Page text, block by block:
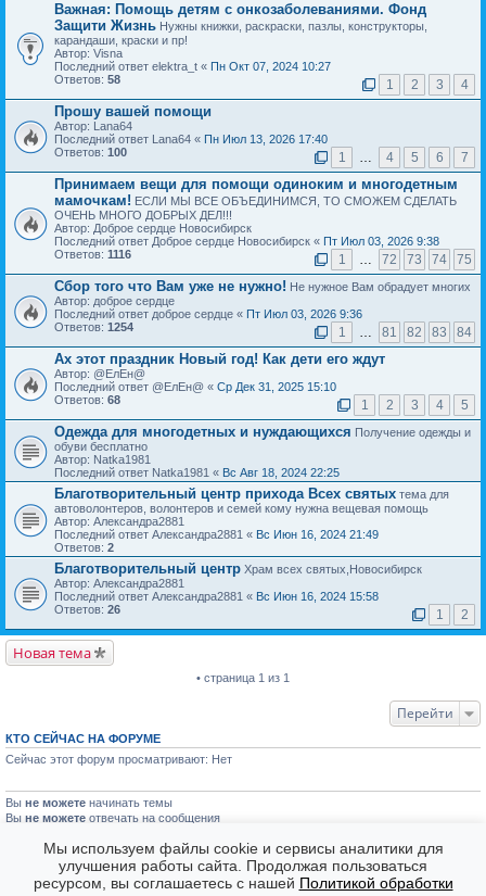
Важная: Помощь детям с онкозаболеваниями. Фонд
Защити Жизнь Нужны книжки, раскраски, пазлы, конструкторы,
карандаши, краски и пр!
Автор: Visna
Последний ответ elektra_t « Пн Окт 07, 2024 10:27
Ответов: 58 1 2 3 4
Прошу вашей помощи
Автор: Lana64
Последний ответ Lana64 « Пн Июл 13, 2026 17:40
Ответов: 100 1 … 4 5 6 7
Принимаем вещи для помощи одиноким и многодетным
мамочкам! ЕСЛИ МЫ ВСЕ ОБЪЕДИНИМСЯ, ТО СМОЖЕМ СДЕЛАТЬ
ОЧЕНЬ МНОГО ДОБРЫХ ДЕЛ!!!
Автор: Доброе сердце Новосибирск
Последний ответ Доброе сердце Новосибирск « Пт Июл 03, 2026 9:38
Ответов: 1116 1 … 72 73 74 75
Cбор того что Вам уже не нужно! Не нужное Вам обрадует многих
Автор: доброе сердце
Последний ответ доброе сердце « Пт Июл 03, 2026 9:36
Ответов: 1254 1 … 81 82 83 84
Ах этот праздник Новый год! Как дети его ждут
Автор: @ЕлЕн@
Последний ответ @ЕлЕн@ « Ср Дек 31, 2025 15:10
Ответов: 68 1 2 3 4 5
Одежда для многодетных и нуждающихся Получение одежды и
обуви бесплатно
Автор: Natka1981
Последний ответ Natka1981 « Вс Авг 18, 2024 22:25
Благотворительный центр прихода Всех святых тема для
автоволонтеров, волонтеров и семей кому нужна вещевая помощь
Автор: Александра2881
Последний ответ Александра2881 « Вс Июн 16, 2024 21:49
Ответов: 2
Благотворительный центр Храм всех святых,Новосибирск
Автор: Александра2881
Последний ответ Александра2881 « Вс Июн 16, 2024 15:58
Ответов: 26 1 2
Новая тема
• страница 1 из 1
Перейти
КТО СЕЙЧАС НА ФОРУМЕ
Сейчас этот форум просматривают: Нет
Вы не можете начинать темы
Вы не можете отвечать на сообщения
не можетеудалять свои сообщения
не можете голосовать в опросах
Мы используем файлы cookie и сервисы аналитики для
улучшения работы сайта. Продолжая пользоваться
ресурсом, вы соглашаетесь с нашей Политикой обработки